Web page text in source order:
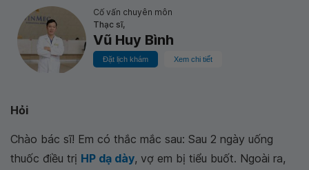
Cố vấn chuyên môn
Thạc sĩ,
Vũ Huy Bình
Đặt lịch khám Xem chi tiết
Hỏi
Chào bác sĩ! Em có thắc mắc sau: Sau 2 ngày uống
thuốc điều trị HP dạ dày, vợ em bị tiểu buốt. Ngoài ra,